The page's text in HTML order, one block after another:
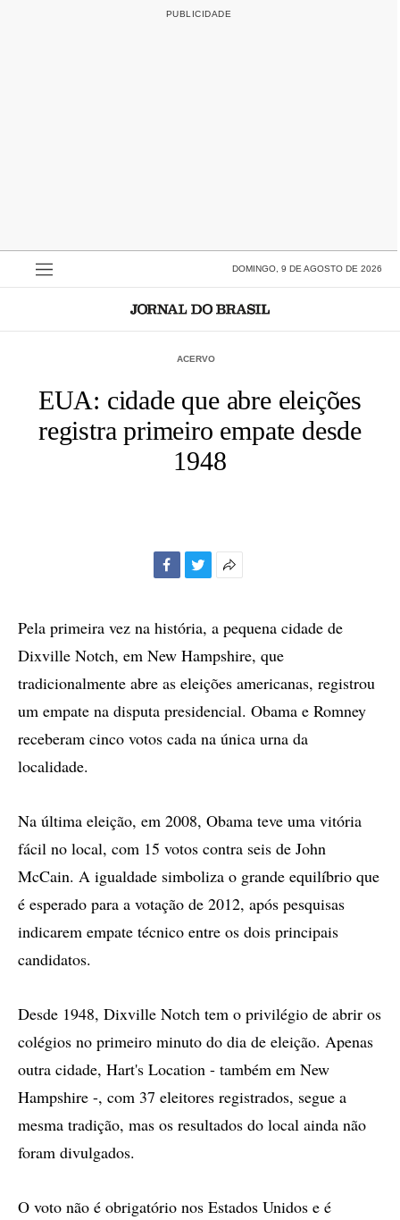
DOMINGO, 9 DE AGOSTO DE 2026
ACERVO
EUA: cidade que abre eleições
registra primeiro empate desde
1948
compartilhamento
Pela primeira vez na história, a pequena cidade de
Dixville Notch, em New Hampshire, que
tradicionalmente abre as eleições americanas, registrou
um empate na disputa presidencial. Obama e Romney
receberam cinco votos cada na única urna da
localidade.
Na última eleição, em 2008, Obama teve uma vitória
fácil no local, com 15 votos contra seis de John
McCain. A igualdade simboliza o grande equilíbrio que
é esperado para a votação de 2012, após pesquisas
indicarem empate técnico entre os dois principais
candidatos.
Desde 1948, Dixville Notch tem o privilégio de abrir os
colégios no primeiro minuto do dia de eleição. Apenas
outra cidade, Hart's Location - também em New
Hampshire -, com 37 eleitores registrados, segue a
mesma tradição, mas os resultados do local ainda não
foram divulgados.
O voto não é obrigatório nos Estados Unidos e é